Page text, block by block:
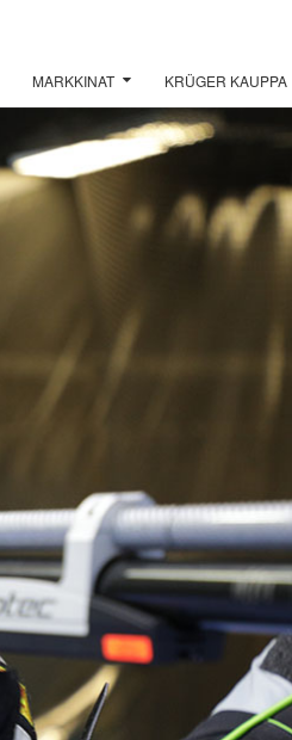
MARKKINAT KRÜGER KAUPPA